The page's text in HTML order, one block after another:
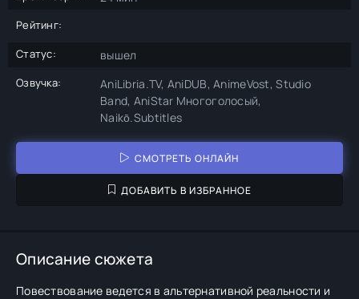
Рейтинг:
Статус:
вышел
Озвучка:
AniLibria.TV, AniDUB, AnimeVost, Studio
Band, AniStar Многоголосый,
Naikō.Subtitles
СМОТРЕТЬ ОНЛАЙН
ДОБАВИТЬ В ИЗБРАННОЕ
Описание сюжета
Повествование ведется в альтернативной реальности и